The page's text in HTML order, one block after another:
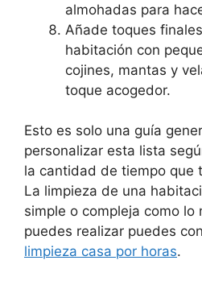
almohadas para
Añade toques
habitación con
cojines, mantas y
toque acogedor.
Esto es solo una guía
personalizar esta lista
la cantidad de tiempo que
La limpieza de una
simple o compleja como lo
puedes realizar puedes
limpieza casa por horas.